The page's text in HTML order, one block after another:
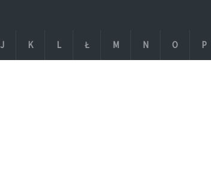
J K L Ł M N O P